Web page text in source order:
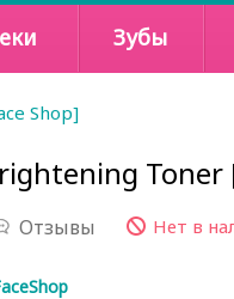
Зубы
Shop]
Toner
Отзывы Нет в